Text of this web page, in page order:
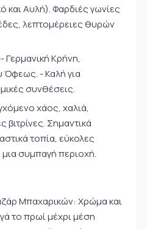
και Αυλή). Φαρδιές γωνίες
λεπτομέρειες θυρών
Κρήνη,
Όφεως. - Καλή για
συνθέσεις.
χάος, χαλιά,
Σημαντικά
τοπία, εύκολες
συμπαγή περιοχή.
Μπαχαρικών: Χρώμα και
το πρωί μέχρι μέση